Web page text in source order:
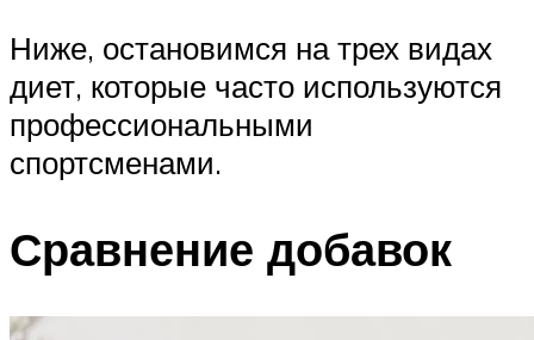
Ниже, остановимся на трех видах
диет, которые часто используются
профессиональными
спортсменами.
Сравнение добавок